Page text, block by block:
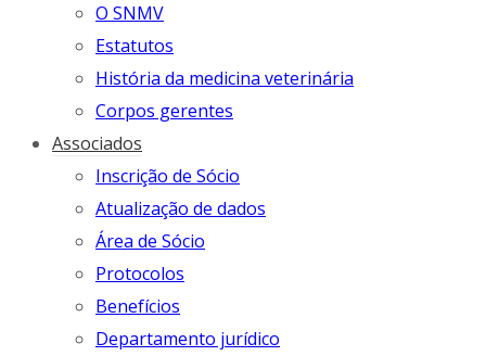
O SNMV
Estatutos
História da medicina veterinária
Corpos gerentes
Associados
Inscrição de Sócio
Atualização de dados
Área de Sócio
Protocolos
Benefícios
Departamento jurídico